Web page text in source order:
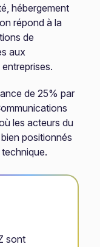
hébergement
répond à la
de
aux
de 25% par
les acteurs du
positionnés
sont